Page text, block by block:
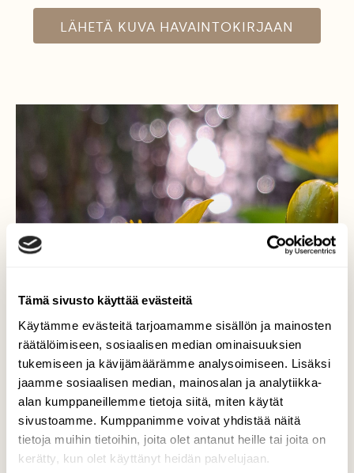
Tämä sivusto käyttää evästeitä
Käytämme evästeitä tarjoamamme sisällön ja mainosten
räätälöimiseen, sosiaalisen median ominaisuuksien
tukemiseen ja kävijämäärämme analysoimiseen. Lisäksi
jaamme sosiaalisen median, mainosalan ja analytiikka-
alan kumppaneillemme tietoja siitä, miten käytät
sivustoamme. Kumppanimme voivat yhdistää näitä
tietoja muihin tietoihin, joita olet antanut heille tai joita on
kerätty, kun olet käyttänyt heidän palvelujaan.
LÄHETÄ KUVA HAVAINTOKIRJAAN